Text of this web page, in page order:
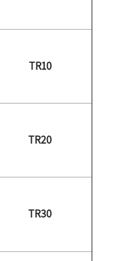
TR10
TR20
TR30